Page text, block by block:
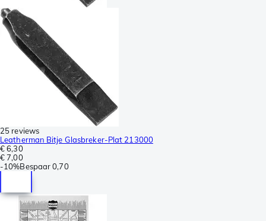
25 reviews
Leatherman Bitje Glasbreker-Plat 213000
€ 6,30
€ 7,00
-10%Bespaar 0,70